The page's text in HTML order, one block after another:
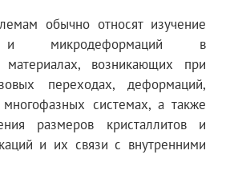
обычно относят изучение
и микродеформаций в
материалах, возникающих при
переходах, деформаций,
системах, а также
размеров кристаллитов и
и их связи с внутренними